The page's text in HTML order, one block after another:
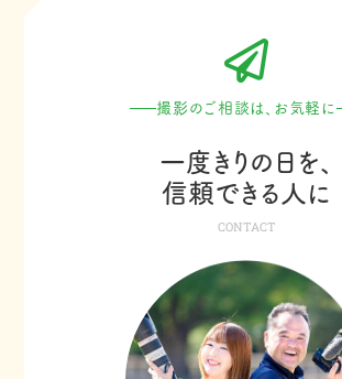
撮影のご相談は、お気軽に
一度きりの日を、
信頼できる人に
CONTACT